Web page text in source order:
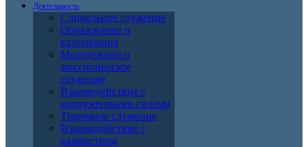
Деятельность
Социальное служение
Образование и
катехизация
Молодежное и
миссионерское
служение
Взаимодействие с
вооруженными силами
Тюремное служение
Взаимодействие с
казачеством